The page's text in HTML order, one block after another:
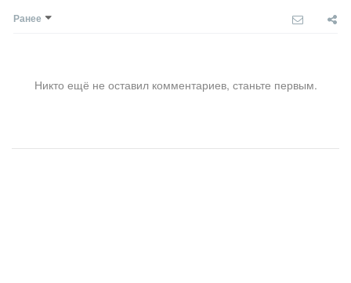
Ранее
Никто ещё не оставил комментариев, станьте первым.